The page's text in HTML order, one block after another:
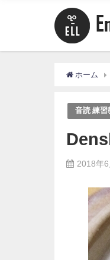
ホーム
音読 練習
2018年6